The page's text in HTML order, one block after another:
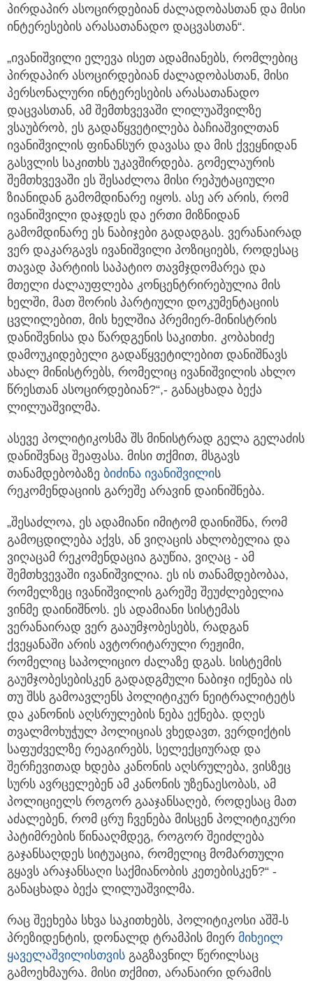
პირდაპირ ასოცირდებიან ძალადობასთან და მისი
ინტერესების არასათანადო დაცვასთან“.
„ივანიშვილი ელევა ისეთ ადამიანებს, რომლებიც
პირდაპირ ასოცირდებიან ძალადობასთან, მისი
პერსონალური ინტერესების არასათანადო
დაცვასთან, ამ შემთხვევაში ლილუაშვილზე
ვსაუბრობ, ეს გადაწყვეტილება ბაჩიაშვილთან
ივანიშვილის ფინანსურ დავასა და მის ქვეყნიდან
გასვლის საკითხს უკავშირდება. გომელაურის
შემთხვევაში ეს შესაძლოა მისი რეპუტაციული
ზიანიდან გამომდინარე იყოს. ასე არ არის, რომ
ივანიშვილი დაჯდეს და ერთი მიზნიდან
გამომდინარე ეს ნაბიჯები გადადგას. ვერანაირად
ვერ დაკარგავს ივანიშვილი პოზიციებს, როდესაც
თავად პარტიის საპატიო თავმჯდომარეა და
მთელი ძალაუფლება კონცენტრირებულია მის
ხელში, მათ შორის პარტიული დოკუმენტაციის
ცვლილებით, მის ხელშია პრემიერ-მინისტრის
დანიშვნისა და წარდგენის საკითხი. კობახიძე
დამოუკიდებელი გადაწყვეტილებით დანიშნავს
ახალ მინისტრებს, რომელიც ივანიშვილის ახლო
წრესთან ასოცირდებიან?“,- განაცხადა ბექა
ლილუაშვილმა.
ასევე პოლიტიკოსმა შს მინისტრად გელა გელაძის
დანიშვნაც შეაფასა. მისი თქმით, მსგავს
თანამდებობაზე ბიძინა ივანიშვილის
რეკომენდაციის გარეშე არავინ დაინიშნება.
„შესაძლოა, ეს ადამიანი იმიტომ დაინიშნა, რომ
გამოცდილება აქვს, ან ვიღაცის ახლობელია და
ვიღაცამ რეკომენდაცია გაუწია, ვიღაც - ამ
შემთხვევაში ივანიშვილია. ეს ის თანამდებობაა,
რომელზეც ივანიშვილის გარეშე შეუძლებელია
ვინმე დაინიშნოს. ეს ადამიანი სისტემას
ვერანაირად ვერ გააუმჯობესებს, რადგან
ქვეყანაში არის ავტორიტარული რეჟიმი,
რომელიც საპოლიციო ძალაზე დგას. სისტემის
გაუმჯობესებისკენ გადადგმული ნაბიჯი იქნება ის
თუ შსს გამოავლენს პოლიტიკურ ნეიტრალიტეტს
და კანონის აღსრულების ნება ექნება. დღეს
თვალმოხუჭულ პოლიციას ვხედავთ, ვერდიქტის
საფუძველზე რეაგირებს, სელექციურად და
შერჩევითად ხდება კანონის აღსრულება, ვისზეც
სურს ავრცელებენ ამ კანონის უზენაესობას, ამ
პოლიციელს როგორ გააჯანსაღებ, როდესაც მათ
აძალებენ, რომ ცრუ ჩვენება მისცენ პოლიტიკური
პატიმრების წინააღმდეგ, როგორ შეიძლება
გაჯანსაღდეს სიტუაცია, რომელიც მომართული
გყავს არაჯანსაღი საქმიანობის კეთებისკენ?“ -
განაცხადა ბექა ლილუაშვილმა.
რაც შეეხება სხვა საკითხებს, პოლიტიკოსი აშშ-ს
პრეზიდენტის, დონალდ ტრამპის მიერ მიხეილ
ყაველაშვილისთვის გაგზავნილ წერილსაც
გამოეხმაურა. მისი თქმით, არანაირი დრამის